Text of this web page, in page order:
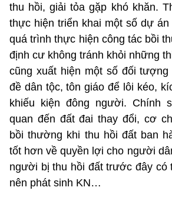
thu hồi, giải tỏa gặp khó khăn.
thực hiện triển khai một số dự án
quá trình thực hiện công tác bồi
định cư không tránh khỏi những
cũng xuất hiện một số đối
đề dân tộc, tôn giáo để lôi kéo,
khiếu kiện đông người. Chính
quan đến đất đai thay đổi, cơ
bồi thường khi thu hồi đất ban
tốt hơn về quyền lợi cho người
người bị thu hồi đất trước đây có
nên phát sinh KN…